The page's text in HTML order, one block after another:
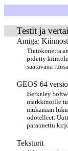
Testit ja
Amiga:
Tietokonetta
pidetty
saatavana
GEOS 64
Berkeley
markkinoille
mukanaan
odotelleet.
parannettu
Teksturit